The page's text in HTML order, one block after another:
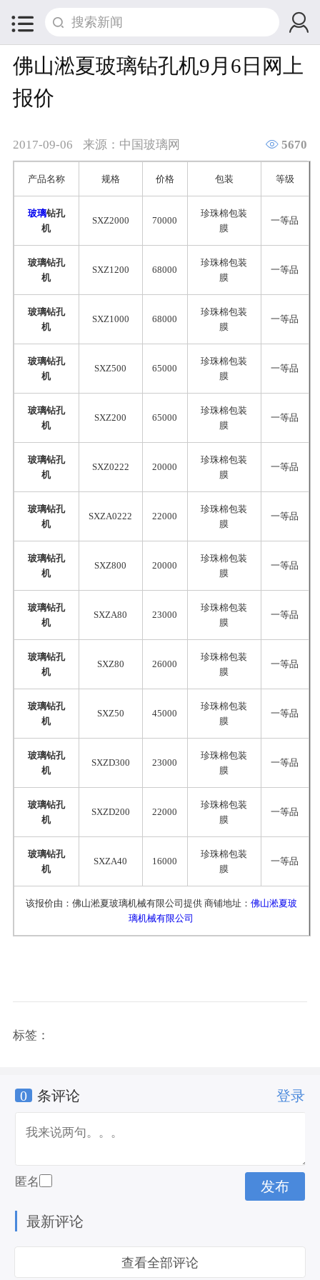
 
佛山淞夏玻璃钻孔机9月6日网上
报价
2017-09-06 来源：中国玻璃网  5670
产品名称 规格 价格 包装 等级
玻璃钻孔
机
SXZ2000 70000
珍珠棉包装
膜
一等品
玻璃钻孔
机
SXZ1200 68000
珍珠棉包装
膜
一等品
玻璃钻孔
机
SXZ1000 68000
珍珠棉包装
膜
一等品
玻璃钻孔
机
SXZ500 65000
珍珠棉包装
膜
一等品
玻璃钻孔
机
SXZ200 65000
珍珠棉包装
膜
一等品
玻璃钻孔
机
SXZ0222 20000
珍珠棉包装
膜
一等品
玻璃钻孔
机
SXZA0222 22000
珍珠棉包装
膜
一等品
玻璃钻孔
机
SXZ800 20000
珍珠棉包装
膜
一等品
玻璃钻孔
机
SXZA80 23000
珍珠棉包装
膜
一等品
玻璃钻孔
机
SXZ80 26000
珍珠棉包装
膜
一等品
玻璃钻孔
机
SXZ50 45000
珍珠棉包装
膜
一等品
玻璃钻孔
机
SXZD300 23000
珍珠棉包装
膜
一等品
玻璃钻孔
机
SXZD200 22000
珍珠棉包装
膜
一等品
玻璃钻孔
机
SXZA40 16000
珍珠棉包装
膜
一等品
该报价由：佛山淞夏玻璃机械有限公司提供 商铺地址： 佛山淞夏玻
璃机械有限公司
标签：
0 条评论 登录
匿名
最新评论
查看全部评论